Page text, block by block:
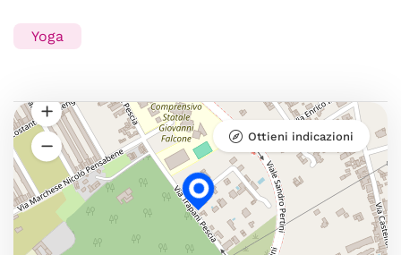
Yoga
Ottieni indicazioni